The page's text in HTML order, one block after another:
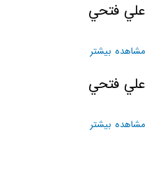
علي فتحي
مشاهده بیشتر
علي فتحي
مشاهده بیشتر